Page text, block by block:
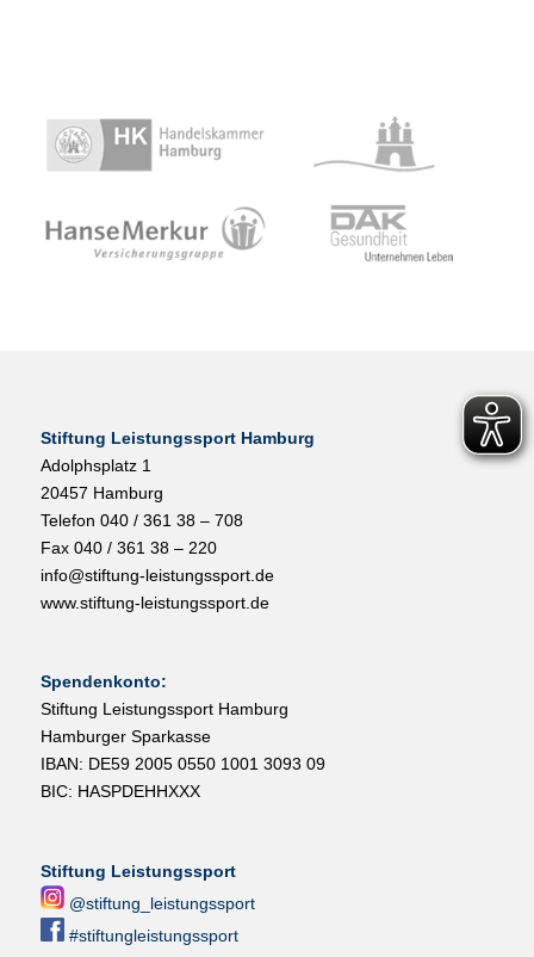
Stiftung Leistungssport Hamburg
Adolphsplatz 1
20457 Hamburg
Telefon 040 / 361 38 – 708
Fax 040 / 361 38 – 220
info@stiftung-leistungssport.de
www.stiftung-leistungssport.de
Spendenkonto:
Stiftung Leistungssport Hamburg
Hamburger Sparkasse
IBAN: DE59 2005 0550 1001 3093 09
BIC: HASPDEHHXXX
Stiftung Leistungssport
@stiftung_leistungssport
#stiftungleistungssport